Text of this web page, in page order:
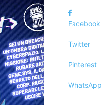
Facebook
Twitter
Pinterest
WhatsApp